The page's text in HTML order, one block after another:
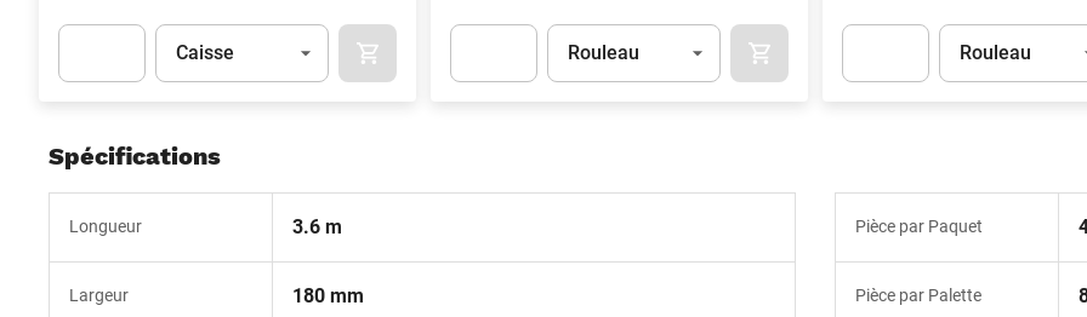
Unité
Caisse AJOUTER AU PANIER
Unité
Rouleau AJOUTER AU PANIER
Unité
Rouleau
Spécifications
Longueur 3.6 m
Largeur 180 mm
Pièce par Paquet
Pièce par Palette